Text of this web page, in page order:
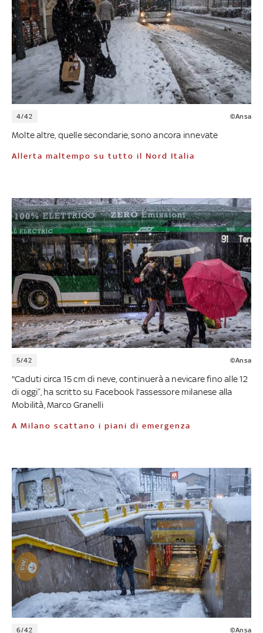
4/42 ©Ansa
Molte altre, quelle secondarie, sono ancora innevate
Allerta maltempo su tutto il Nord Italia
5/42 ©Ansa
"Caduti circa 15 cm di neve, continuerà a nevicare fino alle 12
di oggi”, ha scritto su Facebook l'assessore milanese alla
Mobilità, Marco Granelli
A Milano scattano i piani di emergenza
6/42 ©Ansa